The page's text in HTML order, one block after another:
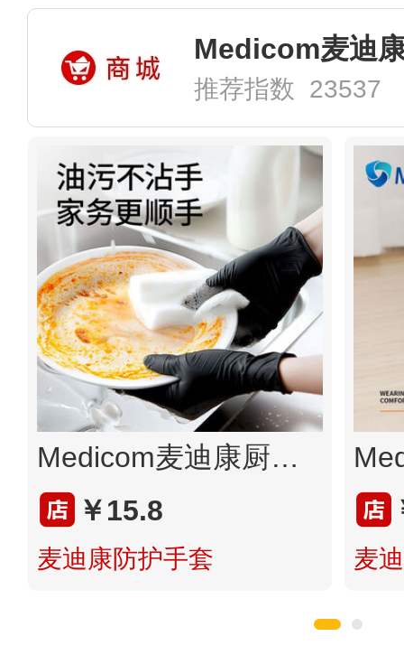
Medicom麦迪
推荐指数 23537
Medicom麦迪康厨房手套一次性黑色腈加厚耐用食品餐饮家务专用
￥15.8
麦迪康防护手套 麦